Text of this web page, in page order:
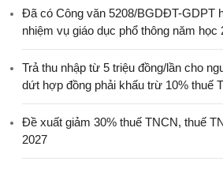
Đã có Công văn 5208/BGDĐT-GDPT
nhiệm vụ giáo dục phổ thông năm học
Trả thu nhập từ 5 triệu đồng/lần cho
dứt hợp đồng phải khấu trừ 10% thuế
Đề xuất giảm 30% thuế TNCN, thuế
2027